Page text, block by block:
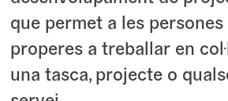
que permet a les
properes a treballar en
una tasca, projecte o